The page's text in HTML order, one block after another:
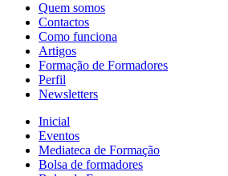
Quem somos
Contactos
Como funciona
Artigos
Formação de Formadores
Perfil
Newsletters
Inicial
Eventos
Mediateca de Formação
Bolsa de formadores